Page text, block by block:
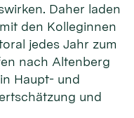
Daher laden
den Kolleginnen
jedes Jahr zum
nach Altenberg
Haupt- und
und